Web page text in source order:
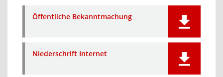
Öffentliche Bekanntmachung
Niederschrift Internet